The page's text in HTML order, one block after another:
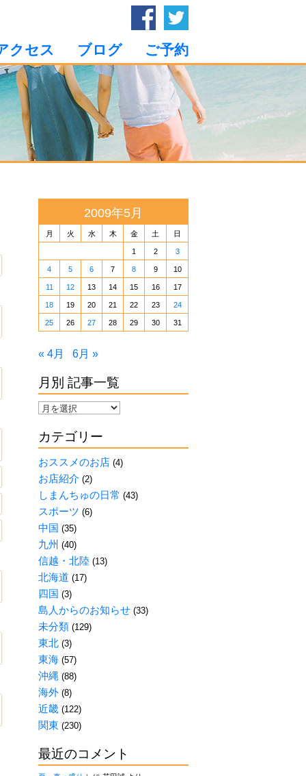
クセス ブログ ご予約
2009年5月
月 火 水 木 金 土 日
1 2 3
4 5 6 7 8 9 10
11 12 13 14 15 16 17
18 19 20 21 22 23 24
25 26 27 28 29 30 31
« 4月 6月 »
月別 記事一覧
月
記
事
一
覧
カテゴリー
おススメのお店 (4)
お店紹介 (2)
しまんちゅの日常 (43)
スポーツ (6)
中国 (35)
九州 (40)
信越・北陸 (13)
北海道 (17)
四国 (3)
島人からのお知らせ (33)
未分類 (129)
東北 (3)
東海 (57)
沖縄 (88)
海外 (8)
近畿 (122)
関東 (230)
最近のコメント